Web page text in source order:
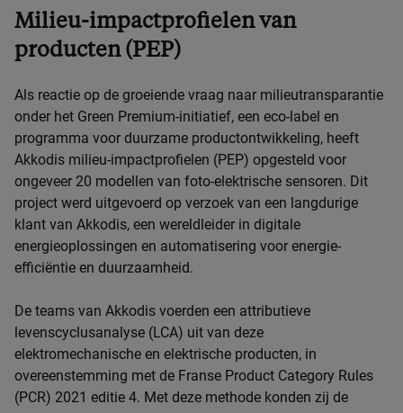
Milieu-impactprofielen van
producten (PEP)
Als reactie op de groeiende vraag naar milieutransparantie
onder het Green Premium-initiatief, een eco-label en
programma voor duurzame productontwikkeling, heeft
Akkodis milieu-impactprofielen (PEP) opgesteld voor
ongeveer 20 modellen van foto-elektrische sensoren. Dit
project werd uitgevoerd op verzoek van een langdurige
klant van Akkodis, een wereldleider in digitale
energieoplossingen en automatisering voor energie-
efficiëntie en duurzaamheid.
De teams van Akkodis voerden een attributieve
levenscyclusanalyse (LCA) uit van deze
elektromechanische en elektrische producten, in
overeenstemming met de Franse Product Category Rules
(PCR) 2021 editie 4. Met deze methode konden zij de